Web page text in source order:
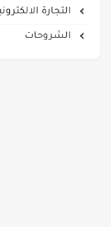
التجارة
الشروحات